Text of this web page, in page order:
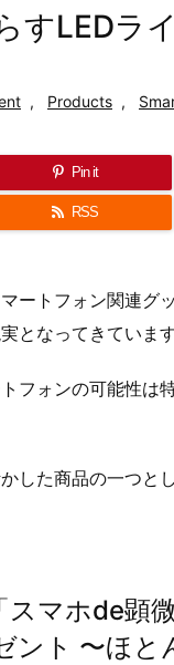
すLEDラ
, Products ,
Pin it
RSS
ートフォン関連グ
となってきています
フォンの可能性は
した商品の一つと
マホde顕
ント 〜ほと